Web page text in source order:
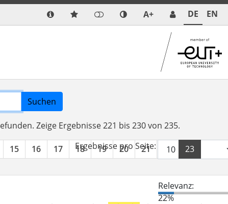
A+ DE EN
Suchen
Zeige Ergebnisse 221 bis 230 von 235.
15 16 17 18 19 20 21 22 23
Ergebnisse pro Seite:
Relevanz:
22%